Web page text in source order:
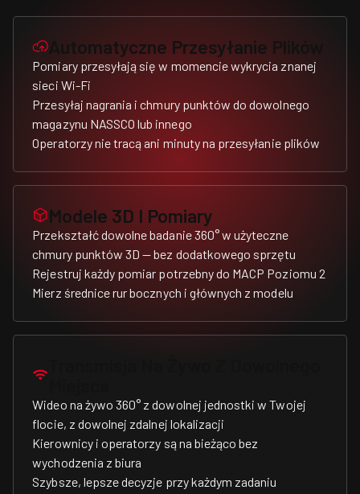
Automatyczne Przesyłanie Plików
Pomiary przesyłają się w momencie wykrycia znanej
sieci Wi-Fi
Przesyłaj nagrania i chmury punktów do dowolnego
magazynu NASSCO lub innego
Operatorzy nie tracą ani minuty na przesyłanie plików
Modele 3D I Pomiary
Przekształć dowolne badanie 360° w użyteczne
chmury punktów 3D — bez dodatkowego sprzętu
Rejestruj każdy pomiar potrzebny do MACP Poziomu 2
Mierz średnice rur bocznych i głównych z modelu
Wideo na żywo 360° z dowolnej jednostki w Twojej
flocie, z dowolnej zdalnej lokalizacji
Kierownicy i operatorzy są na bieżąco bez
wychodzenia z biura
Szybsze, lepsze decyzje przy każdym zadaniu